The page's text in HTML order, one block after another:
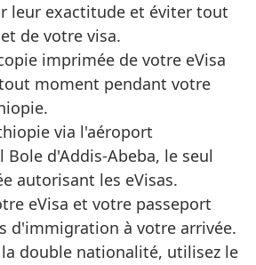
leur exactitude et éviter tout
de votre visa.
imprimée de votre eVisa
moment pendant votre
via l'aéroport
d'Addis-Abeba, le seul
autorisant les eVisas.
eVisa et votre passeport
d'immigration à votre arrivée.
la double nationalité, utilisez le